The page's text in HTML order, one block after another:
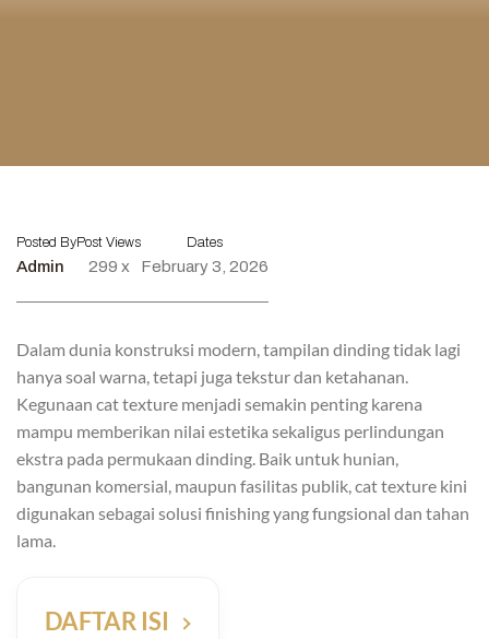
Posted By
Admin
Post Views
299 x
Dates
February 3, 2026
Dalam dunia konstruksi modern, tampilan dinding tidak lagi
hanya soal warna, tetapi juga tekstur dan ketahanan.
Kegunaan cat texture menjadi semakin penting karena
mampu memberikan nilai estetika sekaligus perlindungan
ekstra pada permukaan dinding. Baik untuk hunian,
bangunan komersial, maupun fasilitas publik, cat texture kini
digunakan sebagai solusi finishing yang fungsional dan tahan
lama.
DAFTAR ISI